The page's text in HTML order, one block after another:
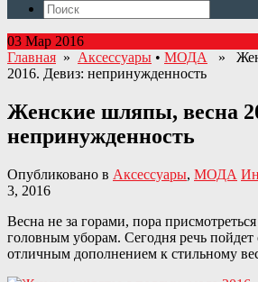
03 Мар 2016
Главная » Аксессуары • МОДА
»
2016. Девиз: непринужденность
Женские шляпы, весна
непринужденность
Опубликовано в Аксессуары, МОДА
3, 2016
Весна не за горами, пора
головным уборам. Сегодня речь
отличным дополнением к стильному